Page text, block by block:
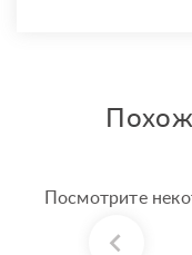
Посмотрите